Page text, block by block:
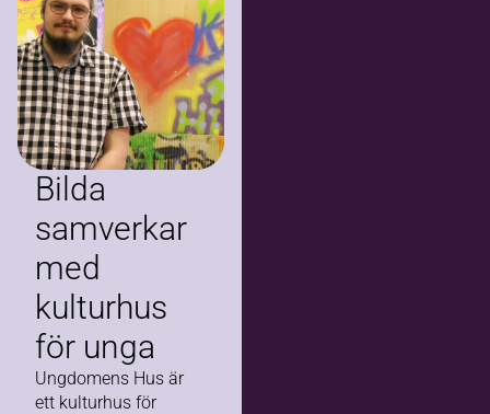
att rigga och testa
ljudet för kvällens…
Bilda
samverkar
med
kulturhus
för unga
Ungdomens Hus är
ett kulturhus för